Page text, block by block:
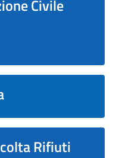
Civile
Rifiuti